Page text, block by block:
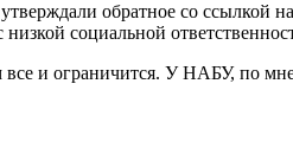
обратное со ссылкой
с низкой социальной
и ограничится. У НАБУ, по